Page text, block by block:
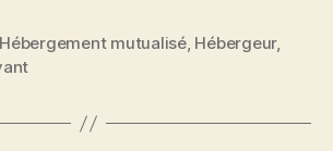
Hébergement mutualisé, Hébergeur,